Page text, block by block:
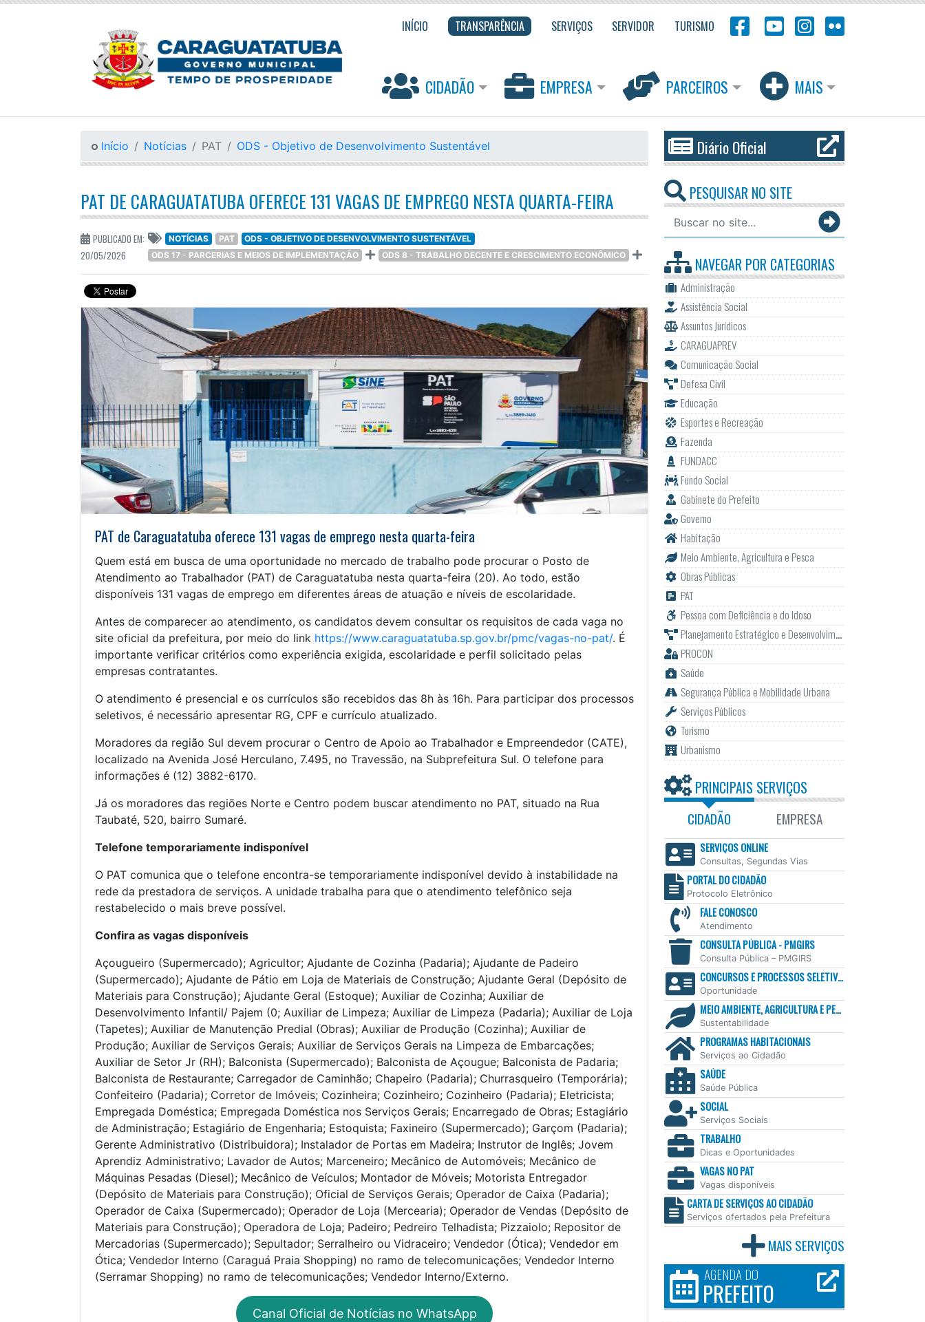
INÍCIO TRANSPARÊNCIA SERVIÇOS SERVIDOR TURISMO
CIDADÃO EMPRESA PARCEIROS MAIS
Início Notícias PAT ODS - Objetivo de Desenvolvimento Sustentável
PAT DE CARAGUATATUBA OFERECE 131 VAGAS DE EMPREGO NESTA QUARTA-FEIRA
PUBLICADO EM:
20/05/2026
NOTÍCIAS PAT
ODS - OBJETIVO DE DESENVOLVIMENTO SUSTENTÁVEL
ODS 17 - PARCERIAS E MEIOS DE IMPLEMENTAÇÃO
ODS 8 - TRABALHO DECENTE E CRESCIMENTO ECONÔMICO
PAT de Caraguatatuba oferece 131 vagas de emprego nesta quarta-feira
Quem está em busca de uma oportunidade no mercado de trabalho pode procurar o Posto de
Atendimento ao Trabalhador (PAT) de Caraguatatuba nesta quarta-feira (20). Ao todo, estão
disponíveis 131 vagas de emprego em diferentes áreas de atuação e níveis de escolaridade.
Antes de comparecer ao atendimento, os candidatos devem consultar os requisitos de cada vaga no
site oficial da prefeitura, por meio do link https://www.caraguatatuba.sp.gov.br/pmc/vagas-no-pat/. É
importante verificar critérios como experiência exigida, escolaridade e perfil solicitado pelas
empresas contratantes.
O atendimento é presencial e os currículos são recebidos das 8h às 16h. Para participar dos processos
seletivos, é necessário apresentar RG, CPF e currículo atualizado.
Moradores da região Sul devem procurar o Centro de Apoio ao Trabalhador e Empreendedor (CATE),
localizado na Avenida José Herculano, 7.495, no Travessão, na Subprefeitura Sul. O telefone para
informações é (12) 3882-6170.
Já os moradores das regiões Norte e Centro podem buscar atendimento no PAT, situado na Rua
Taubaté, 520, bairro Sumaré.
Telefone temporariamente indisponível
O PAT comunica que o telefone encontra-se temporariamente indisponível devido à instabilidade na
rede da prestadora de serviços. A unidade trabalha para que o atendimento telefônico seja
restabelecido o mais breve possível.
Confira as vagas disponíveis
Açougueiro (Supermercado); Agricultor; Ajudante de Cozinha (Padaria); Ajudante de Padeiro
(Supermercado); Ajudante de Pátio em Loja de Materiais de Construção; Ajudante Geral (Depósito de
Materiais para Construção); Ajudante Geral (Estoque); Auxiliar de Cozinha; Auxiliar de
Desenvolvimento Infantil/ Pajem (0; Auxiliar de Limpeza; Auxiliar de Limpeza (Padaria); Auxiliar de Loja
(Tapetes); Auxiliar de Manutenção Predial (Obras); Auxiliar de Produção (Cozinha); Auxiliar de
Produção; Auxiliar de Serviços Gerais; Auxiliar de Serviços Gerais na Limpeza de Embarcações;
Auxiliar de Setor Jr (RH); Balconista (Supermercado); Balconista de Açougue; Balconista de Padaria;
Balconista de Restaurante; Carregador de Caminhão; Chapeiro (Padaria); Churrasqueiro (Temporária);
Confeiteiro (Padaria); Corretor de Imóveis; Cozinheira; Cozinheiro; Cozinheiro (Padaria); Eletricista;
Empregada Doméstica; Empregada Doméstica nos Serviços Gerais; Encarregado de Obras; Estagiário
de Administração; Estagiário de Engenharia; Estoquista; Faxineiro (Supermercado); Garçom (Padaria);
Gerente Administrativo (Distribuidora); Instalador de Portas em Madeira; Instrutor de Inglês; Jovem
Aprendiz Administrativo; Lavador de Autos; Marceneiro; Mecânico de Automóveis; Mecânico de
Máquinas Pesadas (Diesel); Mecânico de Veículos; Montador de Móveis; Motorista Entregador
(Depósito de Materiais para Construção); Oficial de Serviços Gerais; Operador de Caixa (Padaria);
Operador de Caixa (Supermercado); Operador de Loja (Mercearia); Operador de Vendas (Depósito de
Materiais para Construção); Operadora de Loja; Padeiro; Pedreiro Telhadista; Pizzaiolo; Repositor de
Mercadorias (Supermercado); Sepultador; Serralheiro ou Vidraceiro; Vendedor (Ótica); Vendedor em
Ótica; Vendedor Interno (Caraguá Praia Shopping) no ramo de telecomunicações; Vendedor Interno
(Serramar Shopping) no ramo de telecomunicações; Vendedor Interno/Externo.
Canal Oficial de Notícias no WhatsApp
Diário Oficial
PESQUISAR NO SITE
NAVEGAR PORCATEGORIAS
Administração
Assistência Social
Assuntos Jurídicos
CARAGUAPREV
Comunicação Social
Defesa Civil
Educação
Esportes e Recreação
Fazenda
FUNDACC
Fundo Social
Gabinete do Prefeito
Governo
Habitação
Meio Ambiente, Agricultura e Pesca
Obras Públicas
PAT
Pessoa com Deficiência e do Idoso
Planejamento Estratégico e Desenvolvimento
PROCON
Saúde
Segurança Pública e Mobilidade Urbana
Serviços Públicos
Turismo
Urbanismo
PRINCIPAIS SERVIÇOS
CIDADÃO EMPRESA
SERVIÇOS ONLINE
Consultas, Segundas Vias
PORTAL DO CIDADÃO
Protocolo Eletrônico
FALE CONOSCO
Atendimento
CONSULTA PÚBLICA - PMGIRS
Consulta Pública – PMGIRS
CONCURSOS E PROCESSOS SELETIVOS
Oportunidade
MEIO AMBIENTE, AGRICULTURA E PESCA
Sustentabilidade
PROGRAMAS HABITACIONAIS
Serviços ao Cidadão
SAÚDE
Saúde Pública
SOCIAL
Serviços Sociais
TRABALHO
Dicas e Oportunidades
VAGAS NO PAT
Vagas disponíveis
CARTA DE SERVIÇOS AO CIDADÃO
Serviços ofertados pela Prefeitura
MAIS SERVIÇOS
AGENDA DO
PREFEITO